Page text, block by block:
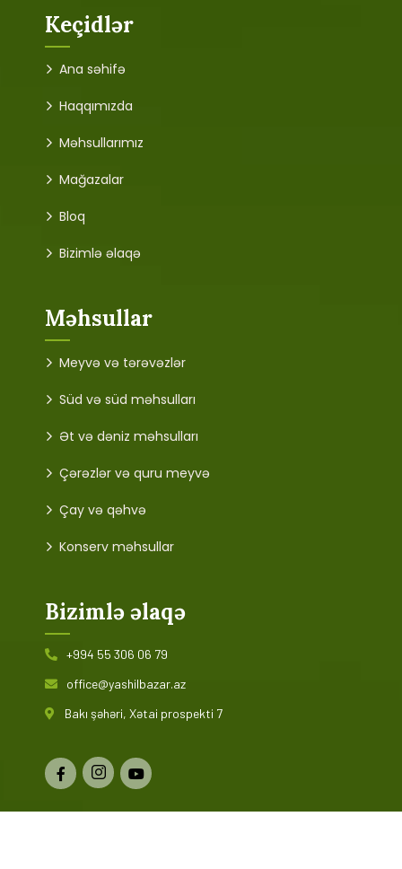
Keçidlər
Ana səhifə
Haqqımızda
Məhsullarımız
Mağazalar
Bloq
Bizimlə əlaqə
Məhsullar
Meyvə və tərəvəzlər
Süd və süd məhsulları
Ət və dəniz məhsulları
Çərəzlər və quru meyvə
Çay və qəhvə
Konserv məhsullar
Bizimlə əlaqə
+994 55 306 06 79
office@yashilbazar.az
Bakı şəhəri, Xətai prospekti 7